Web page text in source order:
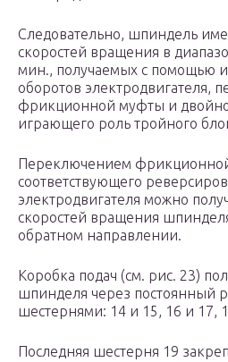
Следовательно, шпиндель
скоростей вращения в
мин., получаемых с помощью
оборотов электродвигателя,
фрикционной муфты и
играющего роль тройного
Переключением
соответствующего
электродвигателя можно
скоростей вращения
обратном направлении.
Коробка подач (см. рис. 23)
шпинделя через постоянный
шестернями: 14 и 15, 16 и 17,
Последняя шестерня 19